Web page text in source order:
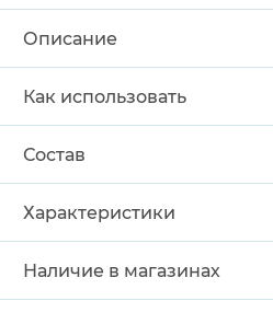
Описание
Как использовать
Состав
Характеристики
Наличие в магазинах